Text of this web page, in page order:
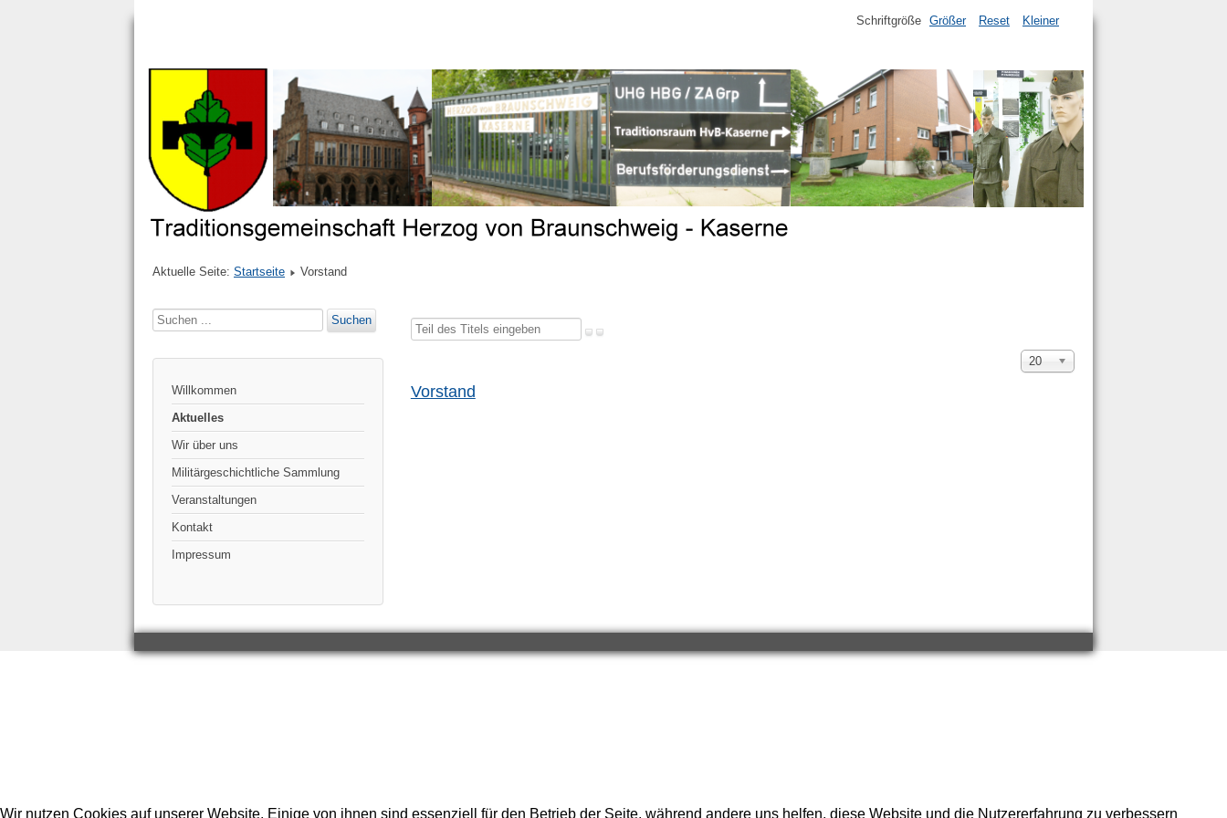
Schriftgröße Größer Reset Kleiner
Aktuelle Seite: Startseite Vorstand
Suchen
Suchen
Willkommen
Aktuelles
Wir über uns
Militärgeschichtliche Sammlung
Veranstaltungen
Kontakt
Impressum
Teil
eingeben
Anzeige
20
Vorstand
Wir nutzen Cookies auf unserer Website. Einige von ihnen sind essenziell für den Betrieb der Seite, während andere uns helfen, diese Website und die Nutzererfahrung zu verbessern